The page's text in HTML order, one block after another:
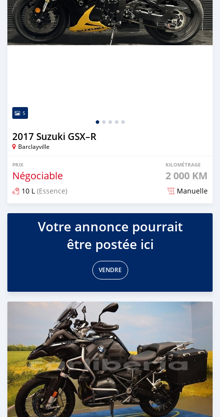
5
2017 Suzuki GSX–R
Barclayville
PRIX
Négociable
KILOMÉTRAGE
2 000 KM
10 L (Essence) Manuelle
Publié il y a environ 4 ans
Votre annonce pourrait
être postée ici
VENDRE